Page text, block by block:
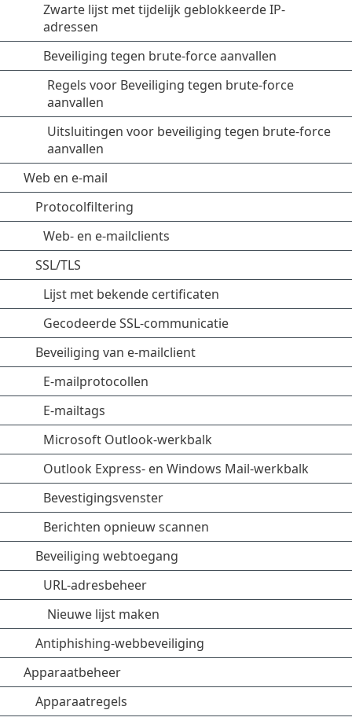
Zwarte lijst met tijdelijk geblokkeerde IP-
adressen
Beveiliging tegen brute-force aanvallen
Regels voor Beveiliging tegen brute-force
aanvallen
Uitsluitingen voor beveiliging tegen brute-force
aanvallen
Web en e-mail
Protocolfiltering
Web- en e-mailclients
SSL/TLS
Lijst met bekende certificaten
Gecodeerde SSL-communicatie
Beveiliging van e-mailclient
E-mailprotocollen
E-mailtags
Microsoft Outlook-werkbalk
Outlook Express- en Windows Mail-werkbalk
Bevestigingsvenster
Berichten opnieuw scannen
Beveiliging webtoegang
URL-adresbeheer
Nieuwe lijst maken
Antiphishing-webbeveiliging
Apparaatbeheer
Apparaatregels